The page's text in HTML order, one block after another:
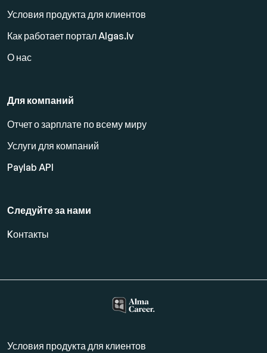
Условия продукта для клиентов
Как работает портал Algas.lv
О нас
Для компаний
Отчет о зарплате по всему миру
Услуги для компаний
Paylab API
Следуйте за нами
Kонтакты
Условия продукта для клиентов